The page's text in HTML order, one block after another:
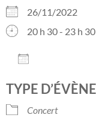
26/11/2022
20 h 30 - 23 h 30
TYPE
Concert